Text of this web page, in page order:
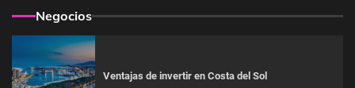
Negocios
Ventajas de invertir en Costa del Sol